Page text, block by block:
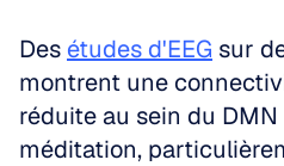
Des études d'EEG sur
montrent une
réduite au sein du
méditation,